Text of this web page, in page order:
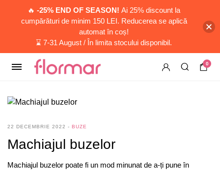
0
22 DECEMBRIE 2022 BUZE
Machiajul buzelor
Machiajul buzelor poate fi un mod minunat de a-ți pune în
🔥 -25% END OF SEASON! Ai 25% discount la
cumpărături de minim 150 LEI. Reducerea se aplică
automat în coș!
⌛ 7-31 August / În limita stocului disponibil.